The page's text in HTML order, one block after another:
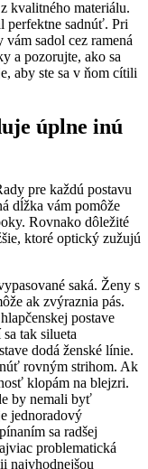
kvalitného materiálu.
perfektne sadnúť. Pri
sadol cez ramená
a pozorujte, ako sa
aby ste sa v ňom cítili
úplne inú
pre každú postavu
dĺžka vám pomôže
Rovnako dôležité
ktoré optický zužujú
saká. Ženy s
ak zvýraznia pás.
postave
tak silueta
dodá ženské línie.
rovným strihom. Ak
klopám na blejzri.
by nemali byť
jednoradový
sa radšej
problematická
najvhodnejšou